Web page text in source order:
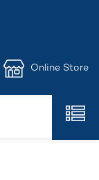
Online Store